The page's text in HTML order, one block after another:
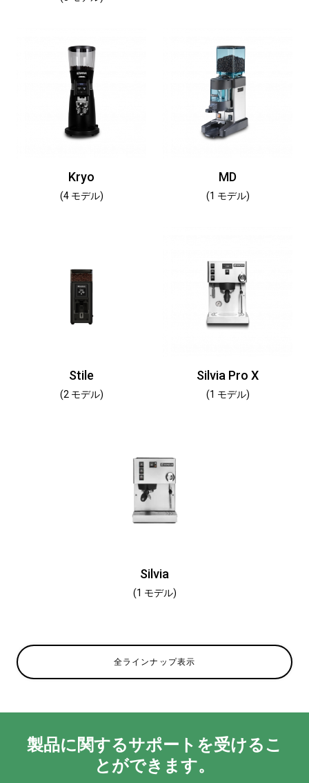
Kryo
(4 モデル)
MD
(1 モデル)
Stile
(2 モデル)
Silvia Pro X
(1 モデル)
Silvia
(1 モデル)
全ラインナップ表示
製品に関するサポートを受けるこ
とができます。